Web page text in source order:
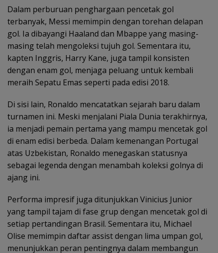
Dalam perburuan penghargaan pencetak gol
terbanyak, Messi memimpin dengan torehan delapan
gol. Ia dibayangi Haaland dan Mbappe yang masing-
masing telah mengoleksi tujuh gol. Sementara itu,
kapten Inggris, Harry Kane, juga tampil konsisten
dengan enam gol, menjaga peluang untuk kembali
meraih Sepatu Emas seperti pada edisi 2018.
Di sisi lain, Ronaldo mencatatkan sejarah baru dalam
turnamen ini. Meski menjalani Piala Dunia terakhirnya,
ia menjadi pemain pertama yang mampu mencetak gol
di enam edisi berbeda. Dalam kemenangan Portugal
atas Uzbekistan, Ronaldo menegaskan statusnya
sebagai legenda dengan menambah koleksi golnya di
ajang ini.
Performa impresif juga ditunjukkan Vinicius Junior
yang tampil tajam di fase grup dengan mencetak gol di
setiap pertandingan Brasil. Sementara itu, Michael
Olise memimpin daftar assist dengan lima umpan gol,
menunjukkan peran pentingnya dalam membangun